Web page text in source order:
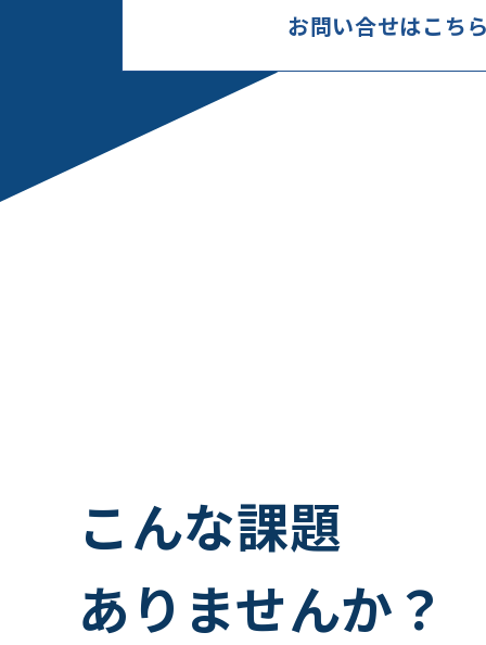
お問い合せはこち
こんな課題
ありませんか？